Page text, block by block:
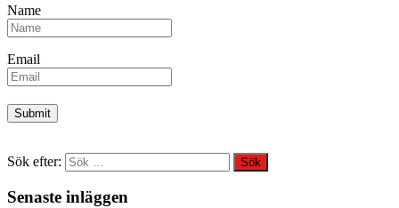
Name
Email
Sök efter:
Senaste inläggen